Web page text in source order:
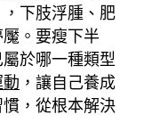
下肢浮腫、肥
。要瘦下半
於哪一種類型
，讓自己養成
，從根本解決